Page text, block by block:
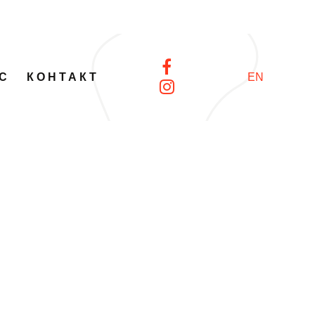
КОНТАКТ EN